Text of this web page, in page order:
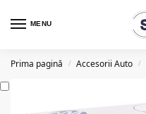
MENU
Prima pagină / Accesorii Auto /